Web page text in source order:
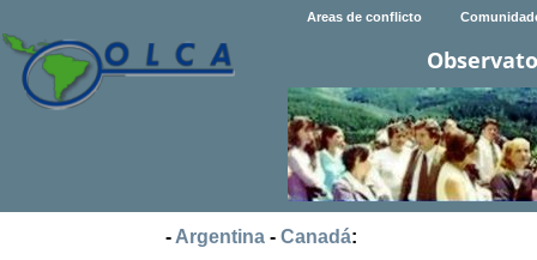
Areas de conflicto
- Argentina - Canadá: